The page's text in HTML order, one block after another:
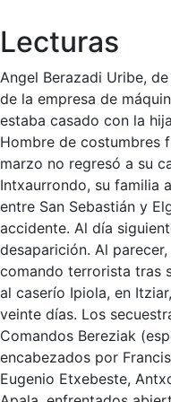
Lecturas
Angel Berazadi Uribe,
de la empresa de
estaba casado con la
Hombre de costumbres
marzo no regresó a su
Intxaurrondo, su familia
entre San Sebastián y
accidente. Al día
desaparición. Al
comando terrorista tras
al caserío Ipiola, en
veinte días. Los
Comandos Bereziak
encabezados por
Eugenio Etxebeste,